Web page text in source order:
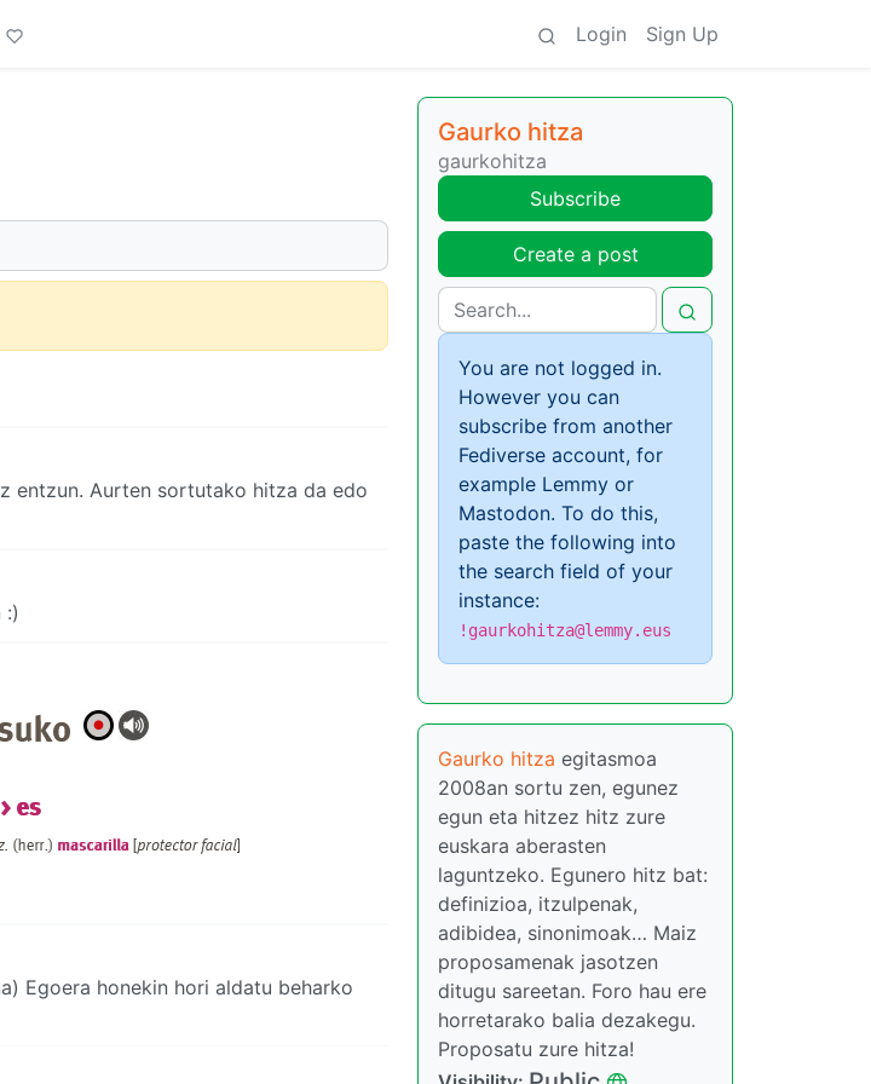
Login Sign Up
entzun. Aurten sortutako hitza da edo
:)
Egoera honekin hori aldatu beharko
Gaurko hitza
gaurkohitza
Subscribe
Create a post
You are not logged in.
However you can
subscribe from another
Fediverse account, for
example Lemmy or
Mastodon. To do this,
paste the following into
the search field of your
instance:
!gaurkohitza@lemmy.eus
Gaurko hitza egitasmoa
2008an sortu zen, egunez
egun eta hitzez hitz zure
euskara aberasten
laguntzeko. Egunero hitz bat:
definizioa, itzulpenak,
adibidea, sinonimoak… Maiz
proposamenak jasotzen
ditugu sareetan. Foro hau ere
horretarako balia dezakegu.
Proposatu zure hitza!